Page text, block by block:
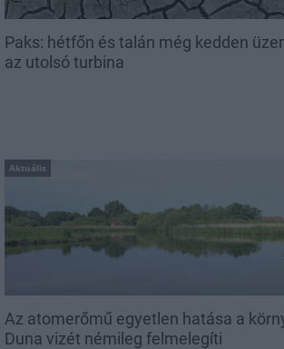
Paks: hétfőn és talán még kedden
az utolsó turbina
Aktuális
Az atomerőmű egyetlen hatása a
Duna vizét némileg felmelegíti